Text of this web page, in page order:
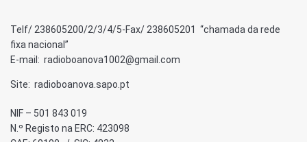
Telf/ 238605200/2/3/4/5-Fax/ 238605201 “chamada da rede
fixa nacional”
E-mail: radioboanova1002@gmail.com
Site: radioboanova.sapo.pt
NIF – 501 843 019
N.º Registo na ERC: 423098